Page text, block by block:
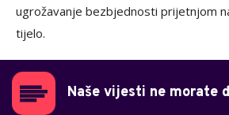
ugrožavanje bezbjednosti prijetnjom
tijelo.
Naše vijesti ne morate